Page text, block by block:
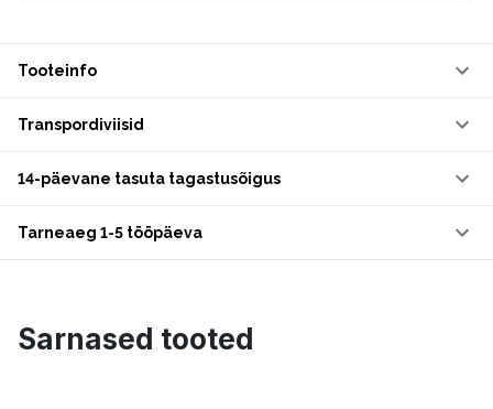
Tooteinfo
Transpordiviisid
14-päevane tasuta tagastusõigus
Tarneaeg 1-5 tööpäeva
Sarnased tooted